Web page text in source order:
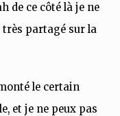
de ce côté là je ne
très partagé sur la
le certain
et je ne peux pas